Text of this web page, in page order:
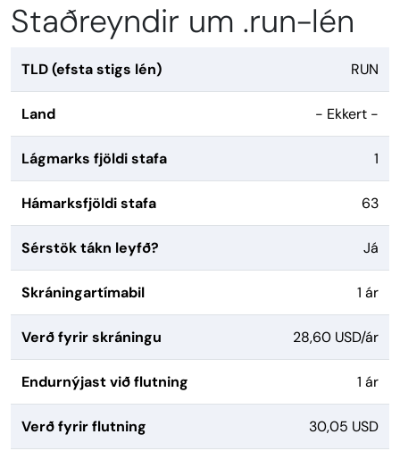
Staðreyndir um .run-lén
TLD (efsta stigs lén) RUN
Land - Ekkert -
Lágmarks fjöldi stafa 1
Hámarksfjöldi stafa 63
Sérstök tákn leyfð? Já
Skráningartímabil 1 ár
Verð fyrir skráningu 28,60 USD/ár
Endurnýjast við flutning 1 ár
Verð fyrir flutning 30,05 USD